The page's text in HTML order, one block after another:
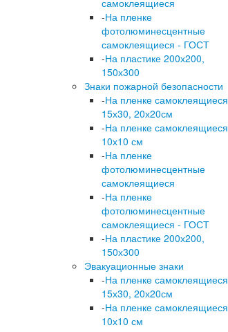
самоклеящиеся
-На пленке
фотолюминесцентные
самоклеящиеся - ГОСТ
-На пластике 200х200,
150х300
Знаки пожарной безопасности
-На пленке самоклеящиеся
15х30, 20х20см
-На пленке самоклеящиеся
10х10 см
-На пленке
фотолюминесцентные
самоклеящиеся
-На пленке
фотолюминесцентные
самоклеящиеся - ГОСТ
-На пластике 200х200,
150х300
Эвакуационные знаки
-На пленке самоклеящиеся
15х30, 20х20см
-На пленке самоклеящиеся
10х10 см